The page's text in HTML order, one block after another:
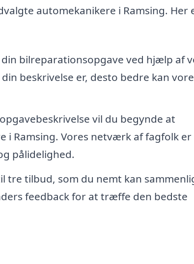
automekanikere i Ramsing. Her
bilreparationsopgave ved hjælp af
beskrivelse er, desto bedre kan
vil du begynde at
Ramsing. Vores netværk af fagfolk er
pålidelighed.
tre tilbud, som du nemt kan
feedback for at træffe den bedste